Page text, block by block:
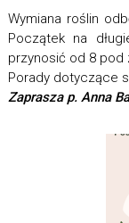
Wymiana roślin
Początek na
przynosić od 8 pod
Porady dotyczące
Zaprasza p. Anna